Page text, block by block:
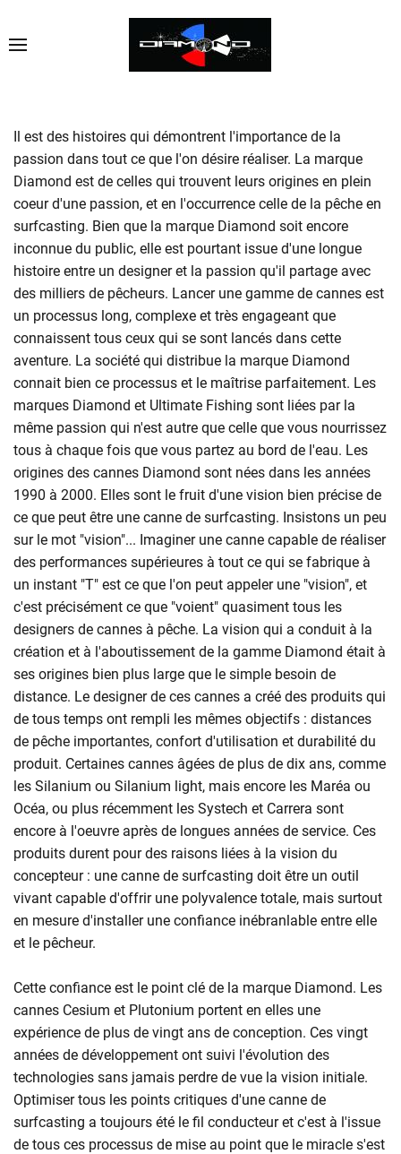
Il est des histoires qui démontrent l'importance de la
passion dans tout ce que l'on désire réaliser. La marque
Diamond est de celles qui trouvent leurs origines en plein
coeur d'une passion, et en l'occurrence celle de la pêche en
surfcasting. Bien que la marque Diamond soit encore
inconnue du public, elle est pourtant issue d'une longue
histoire entre un designer et la passion qu'il partage avec
des milliers de pêcheurs. Lancer une gamme de cannes est
un processus long, complexe et très engageant que
connaissent tous ceux qui se sont lancés dans cette
aventure. La société qui distribue la marque Diamond
connait bien ce processus et le maîtrise parfaitement. Les
marques Diamond et Ultimate Fishing sont liées par la
même passion qui n'est autre que celle que vous nourrissez
tous à chaque fois que vous partez au bord de l'eau. Les
origines des cannes Diamond sont nées dans les années
1990 à 2000. Elles sont le fruit d'une vision bien précise de
ce que peut être une canne de surfcasting. Insistons un peu
sur le mot "vision"... Imaginer une canne capable de réaliser
des performances supérieures à tout ce qui se fabrique à
un instant "T" est ce que l'on peut appeler une "vision", et
c'est précisément ce que "voient" quasiment tous les
designers de cannes à pêche. La vision qui a conduit à la
création et à l'aboutissement de la gamme Diamond était à
ses origines bien plus large que le simple besoin de
distance. Le designer de ces cannes a créé des produits qui
de tous temps ont rempli les mêmes objectifs : distances
de pêche importantes, confort d'utilisation et durabilité du
produit. Certaines cannes âgées de plus de dix ans, comme
les Silanium ou Silanium light, mais encore les Maréa ou
Océa, ou plus récemment les Systech et Carrera sont
encore à l'oeuvre après de longues années de service. Ces
produits durent pour des raisons liées à la vision du
concepteur : une canne de surfcasting doit être un outil
vivant capable d'offrir une polyvalence totale, mais surtout
en mesure d'installer une confiance inébranlable entre elle
et le pêcheur.
Cette confiance est le point clé de la marque Diamond. Les
cannes Cesium et Plutonium portent en elles une
expérience de plus de vingt ans de conception. Ces vingt
années de développement ont suivi l'évolution des
technologies sans jamais perdre de vue la vision initiale.
Optimiser tous les points critiques d'une canne de
surfcasting a toujours été le fil conducteur et c'est à l'issue
de tous ces processus de mise au point que le miracle s'est